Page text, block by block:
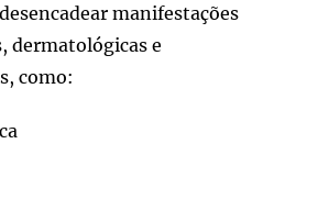
manifestações
dermatológicas e
como: